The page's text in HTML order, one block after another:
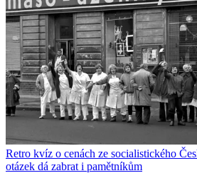
Retro kvíz o cenách ze socialistického
otázek dá zabrat i pamětníkům